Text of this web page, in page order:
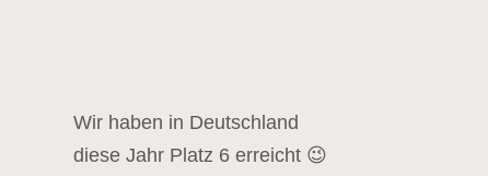
Wir haben in Deutschland
diese Jahr Platz 6 erreicht 😉